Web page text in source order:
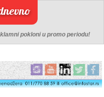
pokloni u promo periodu!